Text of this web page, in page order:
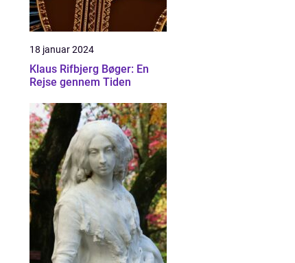
18 januar 2024
Klaus Rifbjerg Bøger: En
Rejse gennem Tiden